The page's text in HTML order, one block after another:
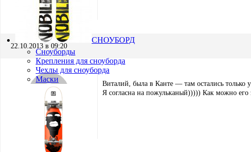
СНОУБОРД
Сноуборды
Крепления для сноуборда
Чехлы для сноуборда
Маски
Виталий Поздеев
Участник
22.10.2013 в 09:20
Люся
Участник
Виталий, была в Канте — там остались только
Я согласна на пожульканый))))) Как можно его